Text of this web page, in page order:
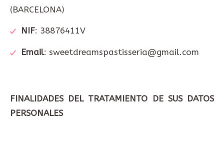
(BARCELONA)
NIF: 38876411V
Email: sweetdreamspastisseria@gmail.com
FINALIDADES DEL TRATAMIENTO DE SUS DATOS
PERSONALES